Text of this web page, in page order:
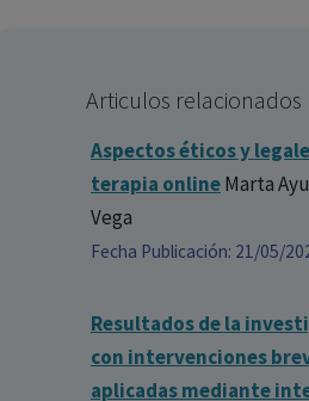
Articulos relacionados
Aspectos éticos y
terapia onlineMarta
Vega
Fecha Publicación: 21/05/
Resultados de la
con intervenciones
aplicadas mediante